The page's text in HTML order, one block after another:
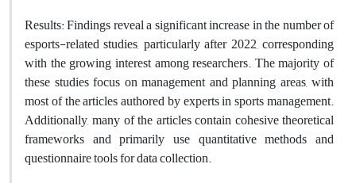
Results: Findings reveal a significant increase in the number of
esports-related studies, particularly after 2022, corresponding
with the growing interest among researchers. The majority of
these studies focus on management and planning areas, with
most of the articles authored by experts in sports management.
Additionally, many of the articles contain cohesive theoretical
frameworks and primarily use quantitative methods and
questionnaire tools for data collection.